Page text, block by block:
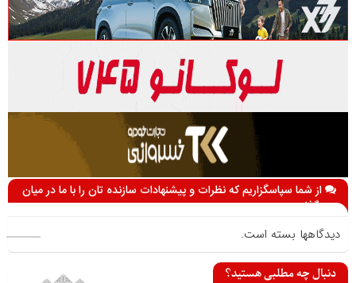
از شما سپاسگزاریم که نظرات و پیشنهادات سازنده تان را با ما در میان
می گذارید
دیدگاهها بسته است.
دنبال چه مطلبی هستید؟